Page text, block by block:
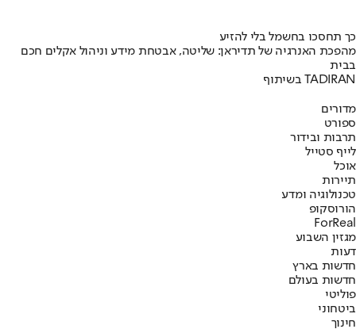
כך תחסכו בחשמל בלי להזיע
מהפכת האנרגיה של תדיראן: שליטה, אבטחת מידע וניהול אקלים חכם
בבית
בשיתוף TADIRAN
מדורים
ספורט
תרבות ובידור
לייף סטייל
אוכל
תיירות
טכנולוגיה ומדע
הורוסקופ
ForReal
מגזין השבוע
דעות
חדשות בארץ
חדשות בעולם
פוליטי
ביטחוני
חינוך